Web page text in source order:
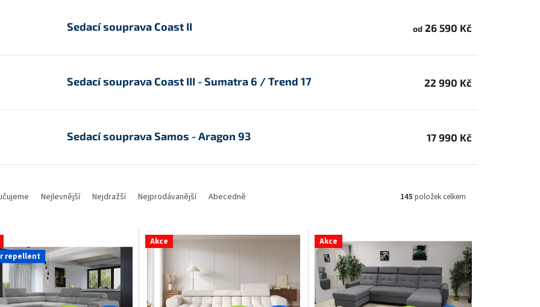
Sedací souprava Coast II od 26 590 Kč
Sedací souprava Coast III - Sumatra 6 / Trend 17 22 990 Kč
Sedací souprava Samos - Aragon 93 17 990 Kč
Nejlevnější Nejdražší Nejprodávanější Abecedně 145 položek celkem
repellent
Akce Akce